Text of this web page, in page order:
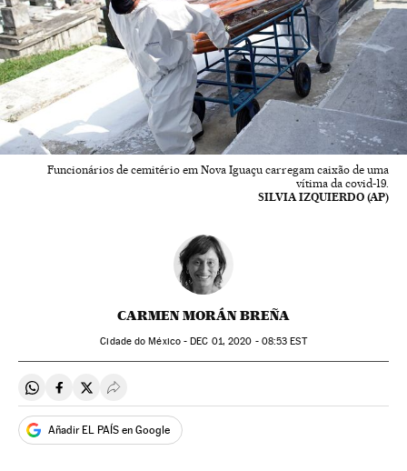
Funcionários de cemitério em Nova Iguaçu carregam caixão de uma
vítima da covid-19.
SILVIA IZQUIERDO (AP)
CARMEN MORÁN BREÑA
Cidade do México - DEC 01, 2020 - 08:53 EST
Compartir en Whatsapp
Compartir en Facebook
Compartir en Twitter
Desplegar Redes Sociales
Añadir EL PAÍS en Google